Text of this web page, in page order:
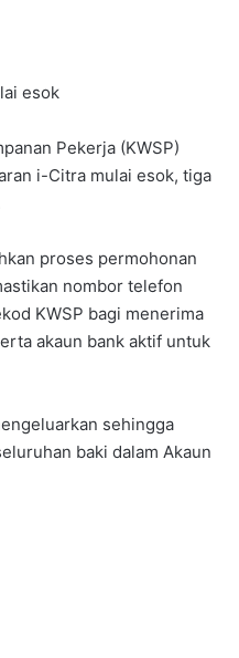
esok
Pekerja (KWSP)
i-Citra mulai esok, tiga
proses permohonan
nombor telefon
KWSP bagi menerima
akaun bank aktif untuk
sehingga
baki dalam Akaun